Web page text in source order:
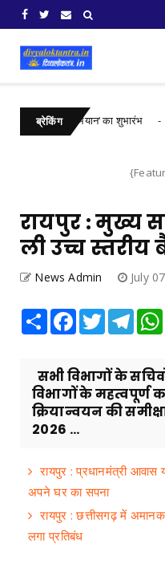
ब्रेकिंग
संकल्प अभियान‘ का शुभारंभ
रायपुर : मुख्य
ली उच्च
News Admin July
Share Facebook
Twitter
सभी विभागों के
विभागों के महत्वपूर्ण
क्रियान्वयन की
2026 ...
रायपुर : प्रधानमंत्री आवास
अपने घर का सपना
रायपुर : छत्तीसगढ़ में
लगा प्रतिबंध